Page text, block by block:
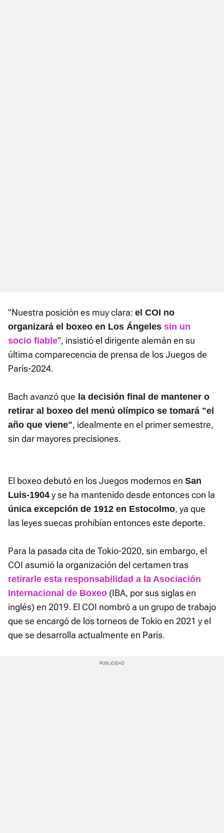
"Nuestra posición es muy clara: el COI no
organizará el boxeo en Los Ángeles sin un
socio fiable", insistió el dirigente alemán en su
última comparecencia de prensa de los Juegos de
París-2024.
Bach avanzó que la decisión final de mantener o
retirar al boxeo del menú olímpico se tomará "el
año que viene", idealmente en el primer semestre,
sin dar mayores precisiones.
El boxeo debutó en los Juegos modernos en San
Luis-1904 y se ha mantenido desde entonces con la
única excepción de 1912 en Estocolmo, ya que
las leyes suecas prohibían entonces este deporte.
Para la pasada cita de Tokio-2020, sin embargo, el
COI asumió la organización del certamen tras
retirarle esta responsabilidad a la Asociación
Internacional de Boxeo (IBA, por sus siglas en
inglés) en 2019. El COI nombró a un grupo de trabajo
que se encargó de los torneos de Tokio en 2021 y el
que se desarrolla actualmente en París.